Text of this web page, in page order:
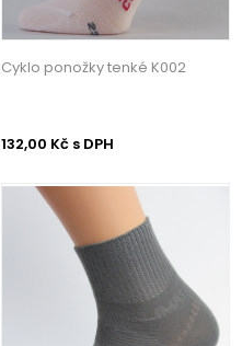
Cyklo ponožky tenké K002
132,00 Kč s DPH